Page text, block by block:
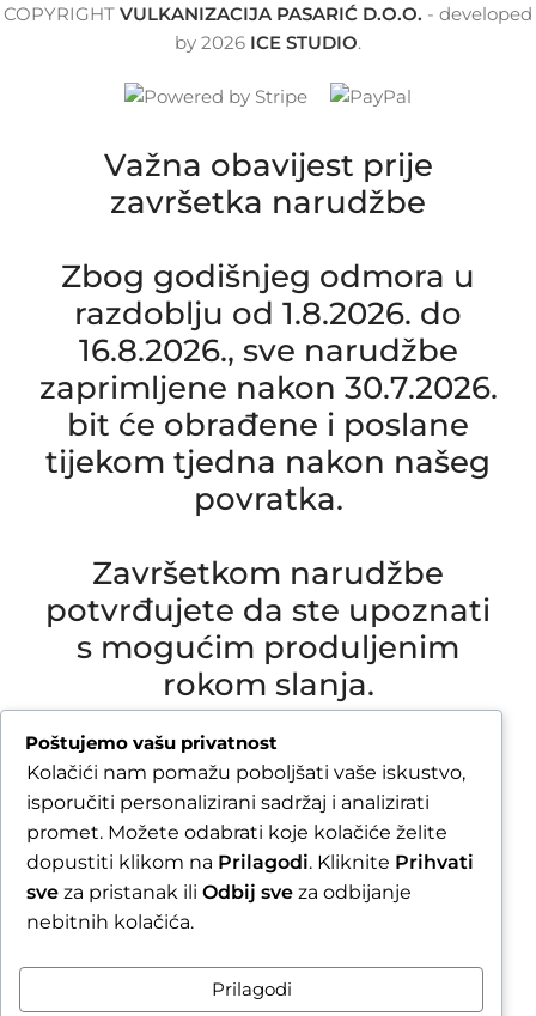
COPYRIGHT VULKANIZACIJA PASARIĆ D.O.O. - developed
by 2026 ICE STUDIO.
Važna obavijest prije
završetka narudžbe
Zbog godišnjeg odmora u
razdoblju od 1.8.2026. do
16.8.2026., sve narudžbe
zaprimljene nakon 30.7.2026.
bit će obrađene i poslane
tijekom tjedna nakon našeg
povratka.
Završetkom narudžbe
potvrđujete da ste upoznati
s mogućim produljenim
rokom slanja.
Due to our annual holiday from 1 August 2026 to
16 August 2026, all orders received after 30 July
2026 will be processed and shipped during the
week following our return.
By completing your order, you confirm that you
are aware of the possible extended shipping
Zatvori obavijest / Close
Poštujemo vašu privatnost
Kolačići nam pomažu poboljšati vaše iskustvo,
isporučiti personalizirani sadržaj i analizirati
promet. Možete odabrati koje kolačiće želite
dopustiti klikom na Prilagodi. Kliknite Prihvati
sve za pristanak ili Odbij sve za odbijanje
nebitnih kolačića.
Prilagodi